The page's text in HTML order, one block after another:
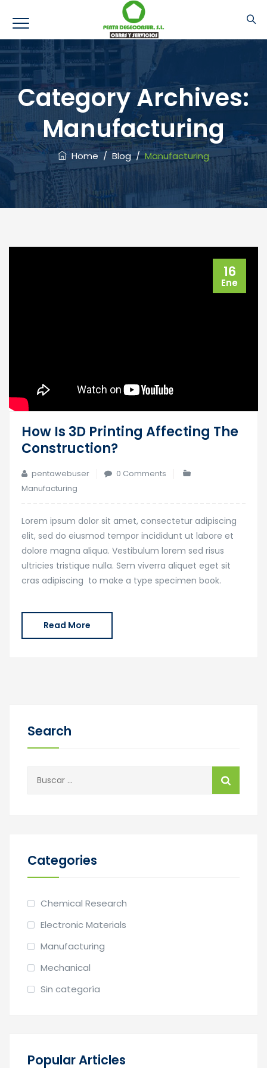
Category Archives:
Manufacturing
Home / Blog/Manufacturing
16
Ene
How Is 3D Printing Affecting The
Construction?
pentawebuser
0 Comments
Manufacturing
Lorem ipsum dolor sit amet, consectetur adipiscing
elit, sed do eiusmod tempor incididunt ut labore et
dolore magna aliqua. Vestibulum lorem sed risus
ultricies tristique nulla. Sem viverra aliquet eget sit
cras adipiscing to make a type specimen book.
Read More
Search
Categories
Chemical Research
Electronic Materials
Manufacturing
Mechanical
Sin categoría
Popular Articles